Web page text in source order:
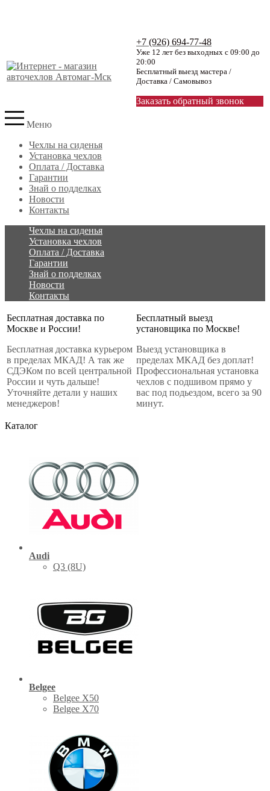
+7 (926) 694-77-48
Уже 12 лет без выходных с 09:00 до
20:00
Бесплатный выезд мастера /
Доставка / Самовывоз
Заказать обратный звонок
Меню
Чехлы на сиденья
Установка чехлов
Оплата / Доставка
Гарантии
Знай о подделках
Новости
Контакты
Чехлы на сиденья
Установка чехлов
Оплата / Доставка
Гарантии
Знай о подделках
Новости
Контакты
Бесплатная доставка по
Москве и России!
Бесплатная доставка курьером
в пределах МКАД! А так же
СДЭКом по всей центральной
России и чуть дальше!
Уточняйте детали у наших
менеджеров!
Бесплатный выезд
установщика по Москве!
Выезд установщика в
пределах МКАД без доплат!
Профессиональная установка
чехлов с подшивом прямо у
вас под подьездом, всего за 90
минут.
Каталог
Audi
Q3 (8U)
Belgee
Belgee X50
Belgee X70